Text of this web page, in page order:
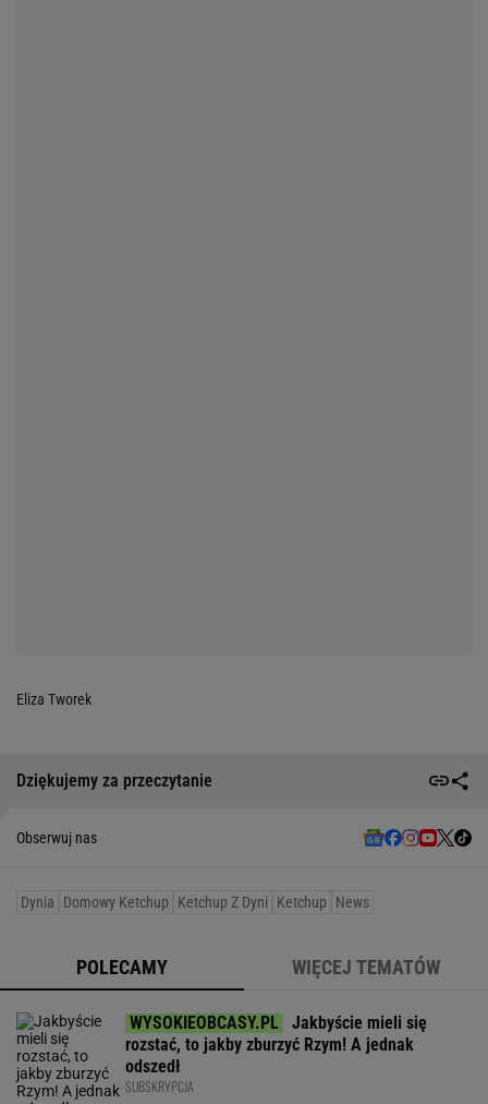
Eliza Tworek
Dziękujemy za przeczytanie
Obserwuj nas
Dynia Domowy Ketchup Ketchup Z Dyni Ketchup News
POLECAMY WIĘCEJ TEMATÓW
Jakbyście mieli się
rozstać, to jakby zburzyć Rzym! A jednak
odszedł
SUBSKRYPCJA